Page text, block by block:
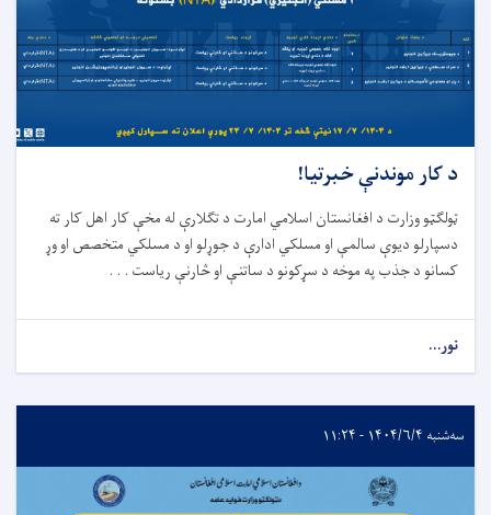
د کار موندنې خبرتیا!
ټولگټو وزارت د افغانستان اسلامي امارت د تگلارې له مخې کار اهل کار ته
دسپارلو دیوې سالمې او مسلکي ادارې د جوړلو او د مسلکي متخصص او وړ
کسانو د جذب په موخه د سړکونو د ساتنې او څارنې ریاست . . .
نور...
سه‌شنبه ۱۴۰۴/۶/۴ - ۱۱:۲۴